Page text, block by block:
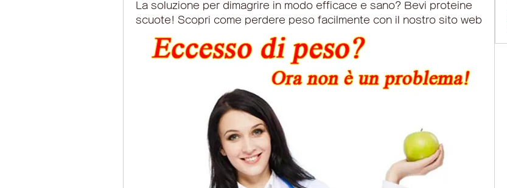
La soluzione per dimagrire in modo efficace e sano? Bevi proteine ​​
scuote! Scopri come perdere peso facilmente con il nostro sito web